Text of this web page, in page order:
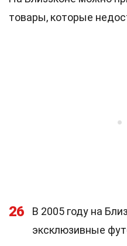
товары, которые
26
В 2005 году на
эксклюзивные